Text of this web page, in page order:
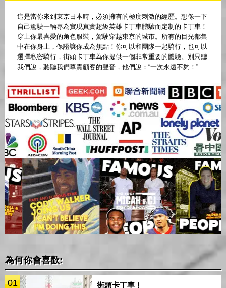
這是當你來到東京日本時，必須擁有的極度刺激的經歷。想像一下
自己駕駛一輛專為實現真實超級英雄卡丁車體驗而定制的卡丁車！
穿上你最喜愛的角色服裝，駕駛穿越東京的城市。所有的目光都集
中在你身上，保證讓你成為焦點！你可以和團隊一起騎行，也可以
選擇私密騎行，街頭卡丁車為你提供一個非常重要的體驗。別只聽
我們說，聽聽我們尊貴顧客的聲音，他們說：“一次永遠不夠！”
為何你會喜歡:
01 街頭卡丁車！